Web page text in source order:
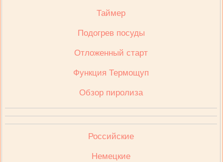
Таймер
Подогрев посуды
Отложенный старт
Функция Термощуп
Обзор пиролиза
Российские
Немецкие